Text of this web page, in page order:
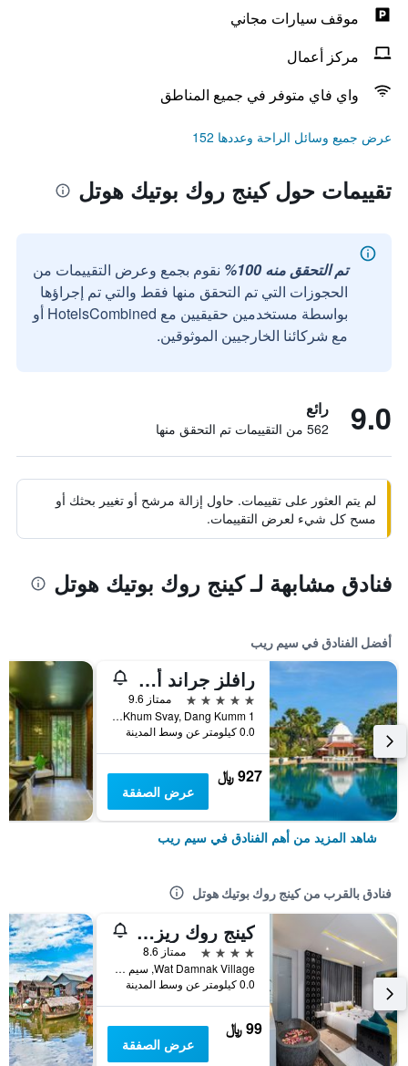
موقف سيارات مجاني
مركز أعمال
واي فاي متوفر في جميع المناطق
عرض جميع وسائل الراحة وعددها 152
تقييمات حول كينج روك بوتيك هوتل
تم التحقق منه 100%
نقوم بجمع وعرض التقييمات من
الحجوزات التي تم التحقق منها فقط والتي تم إجراؤها
بواسطة مستخدمين حقيقيين مع HotelsCombined أو
مع شركائنا الخارجيين الموثوقين.
9.0 رائع
562 من التقييمات تم التحقق منها
لم يتم العثور على تقييمات. حاول إزالة مرشح أو تغيير بحثك أو
مسح كل شيء لعرض التقييمات.
فنادق مشابهة لـ كينج روك بوتيك هوتل
أفضل الفنادق في سيم ريب
رافلز جراند أوتل دانجكور
5 نجوم
ممتاز 9.6
1 Vithei Charles de Gaulle, Khum Svay, Dang Kumm, سيم ريب, كمبوديا
0.0 كيلومتر عن وسط المدينة
927 ﷼
عرض الصفقة
شاهد المزيد من أهم الفنادق في سيم ريب
فنادق بالقرب من كينج روك بوتيك هوتل
كينج روك ريزيدنس
4 نجوم
ممتاز 8.6
Wat Damnak Village, سيم ريب, كمبوديا
0.0 كيلومتر عن وسط المدينة
99 ﷼
عرض الصفقة